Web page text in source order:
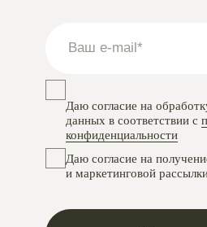
Instagram
VKontakte
Telegram
проект Meta Platforms, деятельность в РФ запрещена